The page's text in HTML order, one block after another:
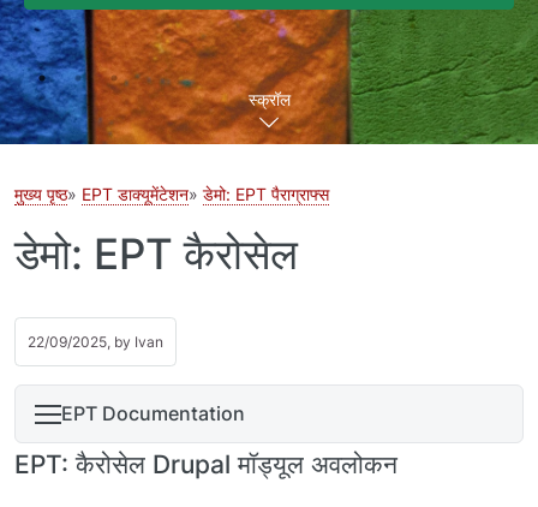
स्क्रॉल
मुख्य पृष्ठ EPT डाक्यूमेंटेशन डेमो: EPT पैराग्राफ्स
डेमो: EPT कैरोसेल
22/09/2025, by Ivan
EPT Documentation
EPT: कैरोसेल Drupal मॉड्यूल अवलोकन